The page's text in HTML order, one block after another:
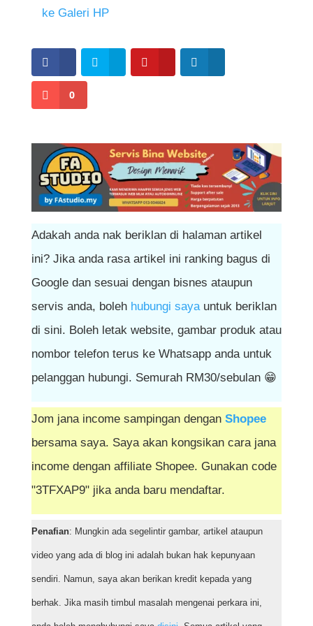
ke Galeri HP
0
Adakah anda nak beriklan di halaman artikel
ini? Jika anda rasa artikel ini ranking bagus di
Google dan sesuai dengan bisnes ataupun
servis anda, boleh hubungi sayauntuk beriklan
di sini. Boleh letak website, gambar produk atau
nombor telefon terus ke Whatsapp anda untuk
pelanggan hubungi. Semurah RM30/sebulan 😁
Jom jana income sampingan dengan Shopee
bersama saya. Saya akan kongsikan cara jana
income dengan affiliate Shopee. Gunakan code
"3TFXAP9" jika anda baru mendaftar.
Penafian: Mungkin ada segelintir gambar, artikel ataupun
video yang ada di blog ini adalah bukan hak kepunyaan
sendiri. Namun, saya akan berikan kredit kepada yang
berhak. Jika masih timbul masalah mengenai perkara ini,